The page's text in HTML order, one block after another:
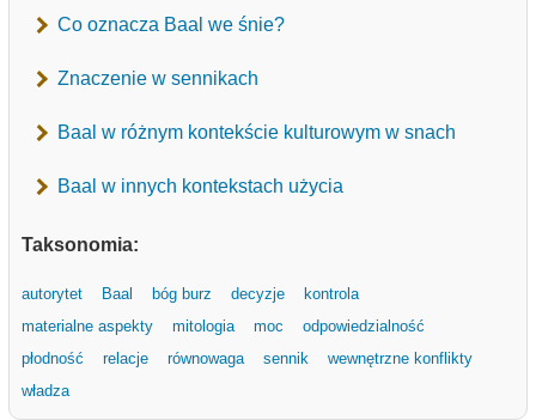
Co oznacza Baal we śnie?
Znaczenie w sennikach
Baal w różnym kontekście kulturowym w snach
Baal w innych kontekstach użycia
Taksonomia:
autorytet Baal bóg burz decyzje
kontrola
materialne aspekty
mitologia moc
odpowiedzialność
płodność
relacje równowaga sennik
wewnętrzne konflikty
władza